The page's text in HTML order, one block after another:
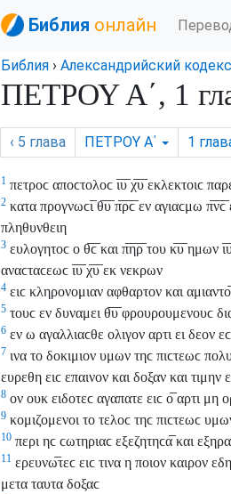
Библия онлайн
Библия › Александрийский
ΠΕΤΡΟΥ Α΄, 1
‹ 5 глава ΠΕΤΡΟΥ Α΄ 1
1 πετροϲ αποϲτολοϲ ι̅υ̅ χ̅υ̅ εκλεκτοιϲ
2 κατα προγνωϲι̅ θ̅υ̅ π̅ρ̅ϲ̅ εν αγιαϲμω π̅ν̅ϲ̅
πληθυνθειη
3 ευλογητοϲ ο θ̅ϲ̅ και π̅η̅ρ̅ του κ̅υ̅ ημων
αναϲταϲεωϲ ι̅υ̅ χ̅υ̅ εκ νεκρων
4 ειϲ κληρονομιαν αφθαρτον και
5 τουϲ εν δυναμει θ̅υ̅ φρουρουμενουϲ
6 εν ω αγαλλιαϲθε ολιγον αρτι ει δεον
7 ινα το δοκιμιον υμων τηϲ πιϲτεωϲ
ευρεθη ειϲ επαινον και δοξαν και τιμην
8 ον ουκ ειδοτεϲ αγαπατε ειϲ ο̅ αρτι μη
9 κομιζομενοι το τελοϲ τηϲ πιϲτεωϲ
10 περι ηϲ ϲωτηριαϲ εξεζητηϲα̅ και
11 ερευνω̅τεϲ ειϲ τινα η ποιον καιρον
μετα ταυτα δοξαϲ